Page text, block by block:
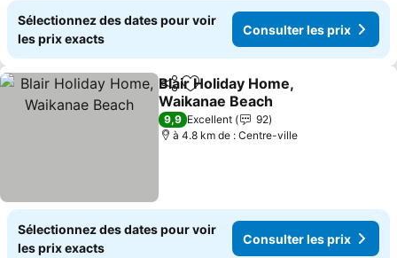
Sélectionnez des dates pour voir
les prix exacts
Consulter les prix
PartagerAjouter à mes favoris
Blair Holiday Home,
Waikanae Beach
Consulter les prix
9,9 Excellent
92
à 4.8 km de : Centre-ville
Sélectionnez des dates pour voir
les prix exacts
Consulter les prix